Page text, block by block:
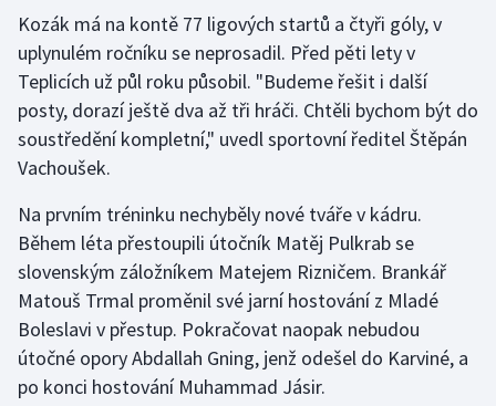
Veslování
Vodní slalom
Volejbal
Kozák má na kontě 77 ligových startů a čtyři góly, v
uplynulém ročníku se neprosadil. Před pěti lety v
Teplicích už půl roku působil. "Budeme řešit i další
posty, dorazí ještě dva až tři hráči. Chtěli bychom být do
soustředění kompletní," uvedl sportovní ředitel Štěpán
Vachoušek.
Na prvním tréninku nechyběly nové tváře v kádru.
Během léta přestoupili útočník Matěj Pulkrab se
slovenským záložníkem Matejem Rizničem. Brankář
Matouš Trmal proměnil své jarní hostování z Mladé
Boleslavi v přestup. Pokračovat naopak nebudou
útočné opory Abdallah Gning, jenž odešel do Karviné, a
po konci hostování Muhammad Jásir.